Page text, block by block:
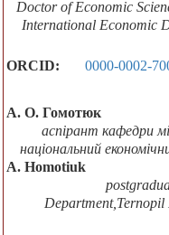
Doctor of Economic
International Economic
ORCID:
0000-0002-
А. О. Гомотюк
аспірант кафедри
національний
A. Homotiuk